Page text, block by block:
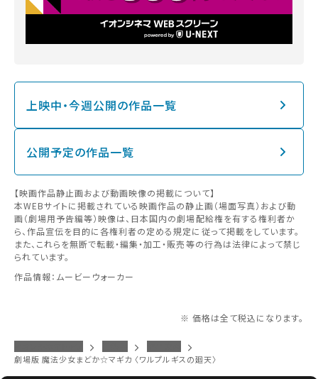
上映中・今週公開の作品一覧
公開予定の作品一覧
【映画作品静止画および動画映像の掲載について】
本WEBサイトに掲載されている映画作品の静止画（場面写真）および動
画（劇場用予告編等）映像は、日本国内の劇場配給権を有する権利者か
ら、作品宣伝を目的に各権利者の定める規定に従って掲載をしています。
また、これらを無断で転載・編集・加工・販売等の行為は法律によって禁じ
られています。
作品情報：ムービーウォーカー
※ 価格は全て税込になります。
劇場版 魔法少女まどか☆マギカ 〈ワルプルギスの廻天〉